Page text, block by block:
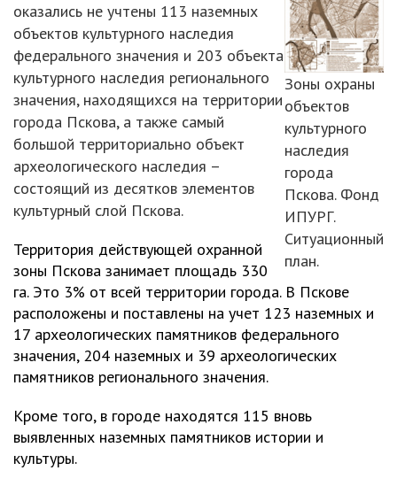
Зоны охраны
объектов
культурного
наследия
города
Пскова. Фонд
ИПУРГ.
Ситуационный
план.
оказались не учтены 113 наземных
объектов культурного наследия
федерального значения и 203 объекта
культурного наследия регионального
значения, находящихся на территории
города Пскова, а также самый
большой территориально объект
археологического наследия –
состоящий из десятков элементов
культурный слой Пскова.
Территория действующей охранной
зоны Пскова занимает площадь 330
га. Это 3% от всей территории города. В Пскове
расположены и поставлены на учет 123 наземных и
17 археологических памятников федерального
значения, 204 наземных и 39 археологических
памятников регионального значения.
Кроме того, в городе находятся 115 вновь
выявленных наземных памятников истории и
культуры.